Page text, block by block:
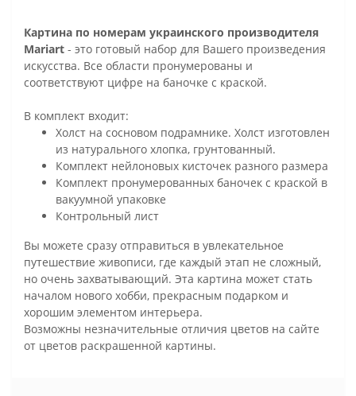
Картина по номерам украинского производителя
Mariart - это готовый набор для Вашего произведения
искусства. Все области пронумерованы и
соответствуют цифре на баночке с краской.
В комплект входит:
Холст на сосновом подрамнике. Холст изготовлен
из натурального хлопка, грунтованный.
Комплект нейлоновых кисточек разного размера
Комплект пронумерованных баночек с краской в
вакуумной упаковке
Контрольный лист
Вы можете сразу отправиться в увлекательное
путешествие живописи, где каждый этап не сложный,
но очень захватывающий. Эта картина может стать
началом нового хобби, прекрасным подарком и
хорошим элементом интерьера.
Возможны незначительные отличия цветов на сайте
от цветов раскрашенной картины.